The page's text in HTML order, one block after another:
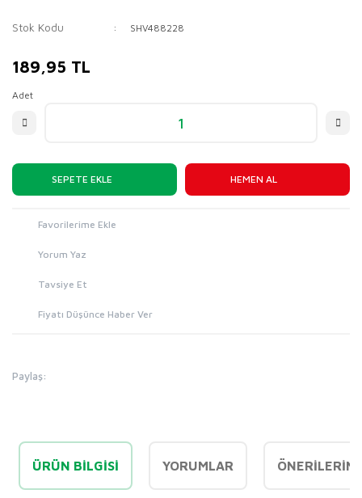
Stok Kodu SHV488228
189,95 TL
Adet
SEPETE EKLE HEMEN AL
Yorum Yaz
Tavsiye Et
Fiyatı Düşünce Haber Ver
Paylaş:
ÜRÜN BILGISI YORUMLAR